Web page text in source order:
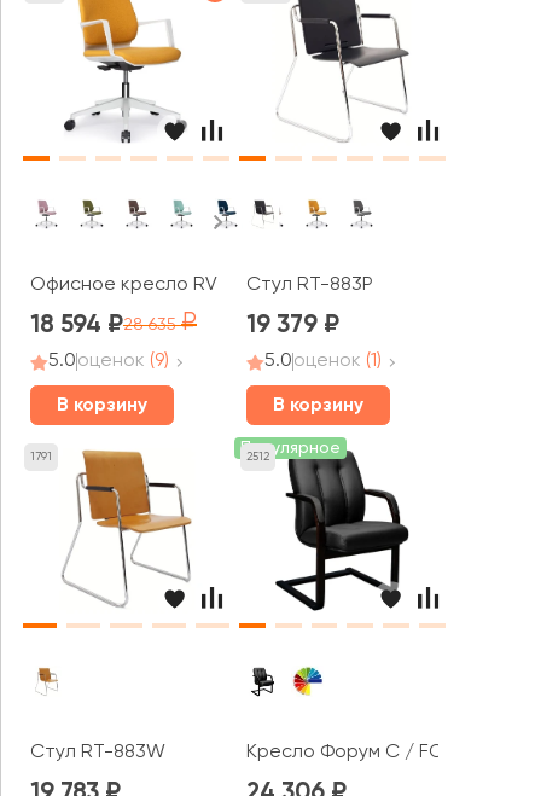
Офисное кресло RV ДИЗАЙН Кольт / Colt (B1903)
18 594 28 635
5.0оценок (9)
В корзину
Стул RT-883P
19 379
5.0оценок (1)
В корзину
1791
Стул RT-883W
2512
Популярное
Кресло Форум С / FORUM С